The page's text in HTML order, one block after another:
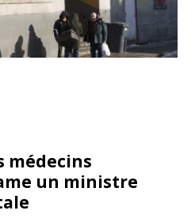
médecins
un ministre